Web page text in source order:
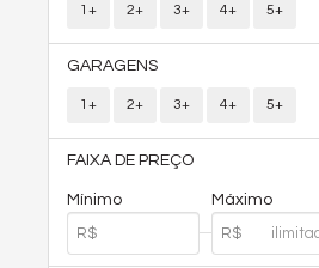
1+ 2+ 3+ 4+ 5+
GARAGENS
1+ 2+ 3+ 4+ 5+
FAIXA DE PREÇO
Mínimo Máximo